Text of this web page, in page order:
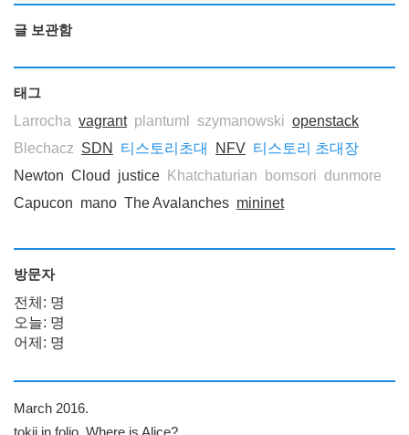
글 보관함
태그
Larrocha vagrant plantuml szymanowski openstack
Blechacz SDN 티스토리초대 NFV 티스토리 초대장
Newton Cloud justice Khatchaturian bomsori dunmore
Capucon mano The Avalanches mininet
방문자
전체: 명
오늘: 명
어제: 명
March 2016.
tokii in folio, Where is Alice?